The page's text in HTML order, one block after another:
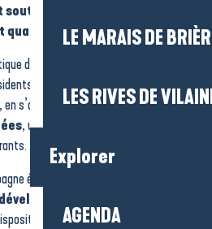
LE MARAIS DE
LES RIVES DE
Explorer
AGENDA
un développement
qualitatif.
de La Baule-Presqu’île de Guérande
annuels et secondaires, sur le
s’appuyant sur descampagnes
, une présence digitale forte et des
également
de visibilité, tout en